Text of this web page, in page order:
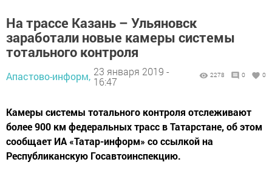
На трассе Казань – Ульяновск
заработали новые камеры системы
тотального контроля
Апастово-информ, 23 января 2019 -
16:47
2278 0 0
Камеры системы тотального контроля отслеживают
более 900 км федеральных трасс в Татарстане, об этом
сообщает ИА «Татар-информ» со ссылкой на
Республиканскую Госавтоинспекцию.